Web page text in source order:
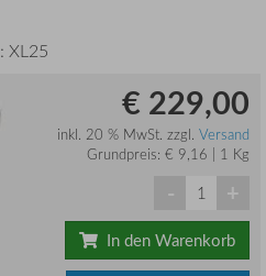
XL25
€ 229,00
inkl. 20 % MwSt. zzgl. Versand
Grundpreis: € 9,16 | 1 Kg
- +
In den Warenkorb